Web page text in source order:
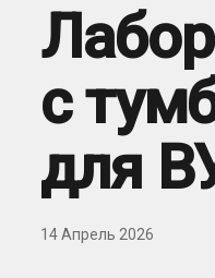
с
для
14 Апрель 2026